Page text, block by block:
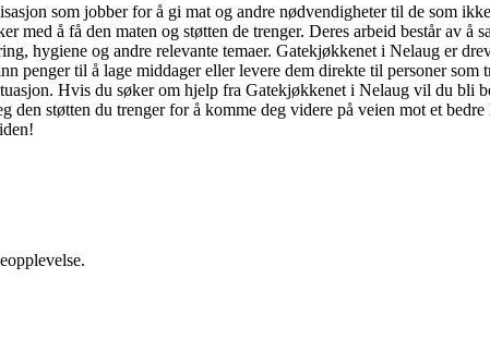
som jobber for å gi mat og andre nødvendigheter til de som
å få den maten og støtten de trenger. Deres arbeid består av å
hygiene og andre relevante temaer. Gatekjøkkenet i Nelaug er
penger til å lage middager eller levere dem direkte til personer som
Hvis du søker om hjelp fra Gatekjøkkenet i Nelaug vil du bli
støtten du trenger for å komme deg videre på veien mot et